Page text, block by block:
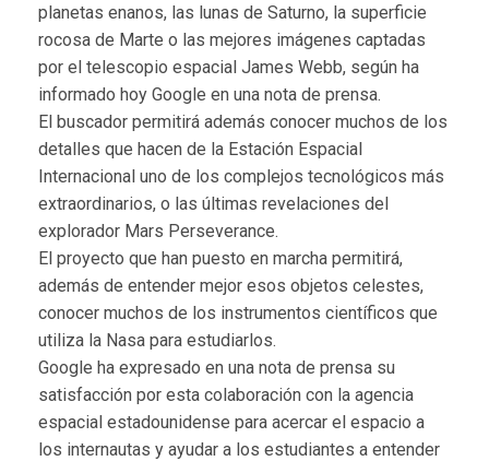
planetas enanos, las lunas de Saturno, la superficie
rocosa de Marte o las mejores imágenes captadas
por el telescopio espacial James Webb, según ha
informado hoy Google en una nota de prensa.
El buscador permitirá además conocer muchos de los
detalles que hacen de la Estación Espacial
Internacional uno de los complejos tecnológicos más
extraordinarios, o las últimas revelaciones del
explorador Mars Perseverance.
El proyecto que han puesto en marcha permitirá,
además de entender mejor esos objetos celestes,
conocer muchos de los instrumentos científicos que
utiliza la Nasa para estudiarlos.
Google ha expresado en una nota de prensa su
satisfacción por esta colaboración con la agencia
espacial estadounidense para acercar el espacio a
los internautas y ayudar a los estudiantes a entender